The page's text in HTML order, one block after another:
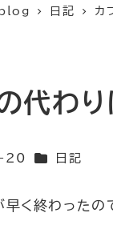
blog 日記 カ
代わり
20 カテゴリー
日記
く終わったの